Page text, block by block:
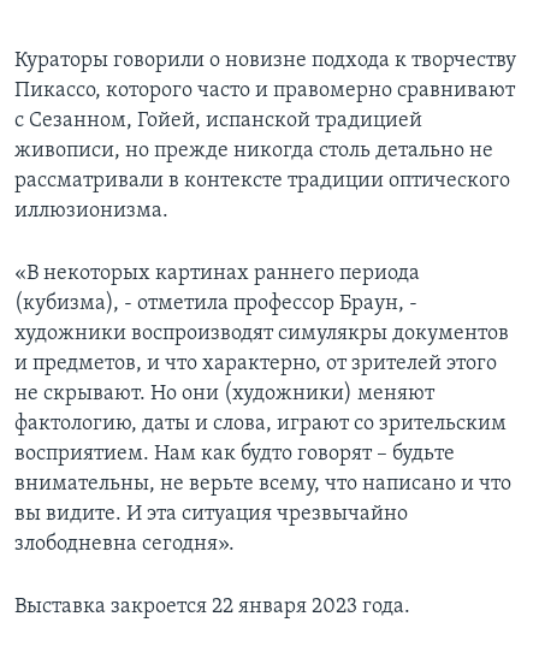
Кураторы говорили о новизне подхода к творчеству
Пикассо, которого часто и правомерно сравнивают
с Сезанном, Гойей, испанской традицией
живописи, но прежде никогда столь детально не
рассматривали в контексте традиции оптического
иллюзионизма.
«В некоторых картинах раннего периода
(кубизма), - отметила профессор Браун, -
художники воспроизводят симулякры документов
и предметов, и что характерно, от зрителей этого
не скрывают. Но они (художники) меняют
фактологию, даты и слова, играют со зрительским
восприятием. Нам как будто говорят – будьте
внимательны, не верьте всему, что написано и что
вы видите. И эта ситуация чрезвычайно
злободневна сегодня».
Выставка закроется 22 января 2023 года.